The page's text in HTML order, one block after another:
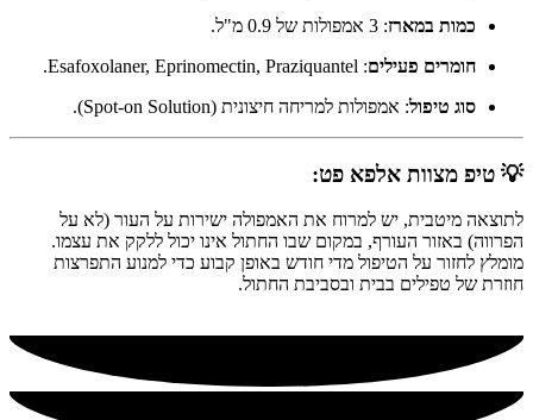
כמות במארז: 3 אמפולות של 0.9 מ"ל.
חומרים פעילים: Esafoxolaner, Eprinomectin, Praziquantel.
סוג טיפול: אמפולות למריחה חיצונית (Spot-on Solution).
💡 טיפ מצוות אלפא פט:
לתוצאה מיטבית, יש למרוח את האמפולה ישירות על העור (לא על
הפרווה) באזור העורף, במקום שבו החתול אינו יכול ללקק את עצמו.
מומלץ לחזור על הטיפול מדי חודש באופן קבוע כדי למנוע התפרצות
חוזרת של טפילים בבית ובסביבת החתול.